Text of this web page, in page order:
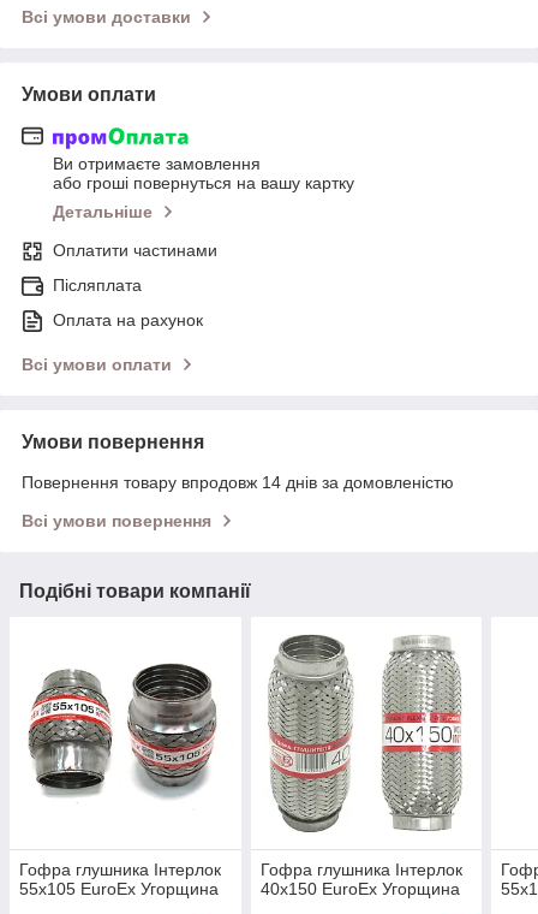
Всі умови доставки
Умови оплати
Ви отримаєте замовлення
або гроші повернуться на вашу картку
Детальніше
Оплатити частинами
Післяплата
Оплата на рахунок
Всі умови оплати
Умови повернення
Повернення товару впродовж 14 днів за домовленістю
Всі умови повернення
Подібні товари компанії
Гофра глушника Інтерлок
55x105 EuroEx Угорщина
Гофра глушника Інтерлок
40x150 EuroEx Угорщина